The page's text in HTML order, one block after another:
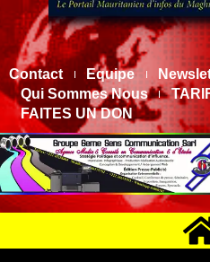
Contact Equipe
Qui Sommes Nous
FAITES UN DON